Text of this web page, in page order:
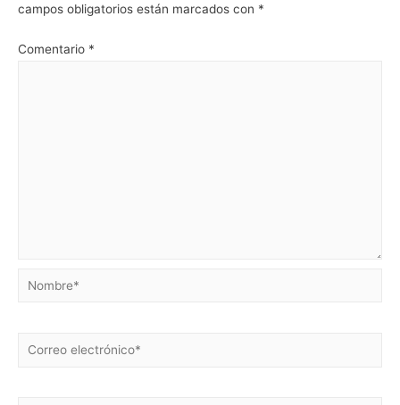
campos obligatorios están marcados con *
Comentario *